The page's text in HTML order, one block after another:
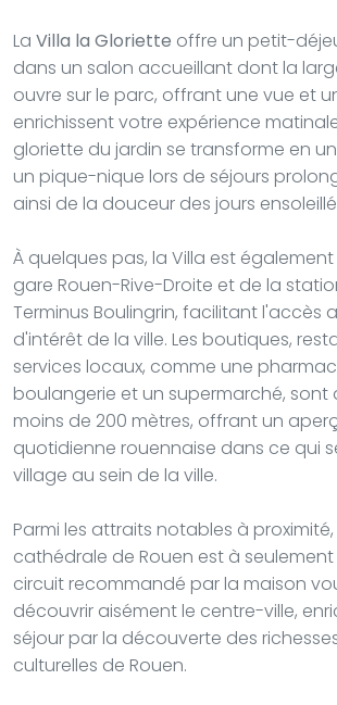
La Villa la Gloriette offre un petit-
dans un salon accueillant dont la
ouvre sur le parc, offrant une vue et
enrichissent votre expérience
gloriette du jardin se transforme en
un pique-nique lors de séjours
ainsi de la douceur des jours
À quelques pas, la Villa est
gare Rouen-Rive-Droite et de la
Terminus Boulingrin, facilitant l'accès
d'intérêt de la ville. Les boutiques,
services locaux, comme une
boulangerie et un supermarché, sont
moins de 200 mètres, offrant un
quotidienne rouennaise dans ce qui
village au sein de la ville.
Parmi les attraits notables à
cathédrale de Rouen est à seulement
circuit recommandé par la maison
découvrir aisément le centre-ville,
séjour par la découverte des
culturelles de Rouen.